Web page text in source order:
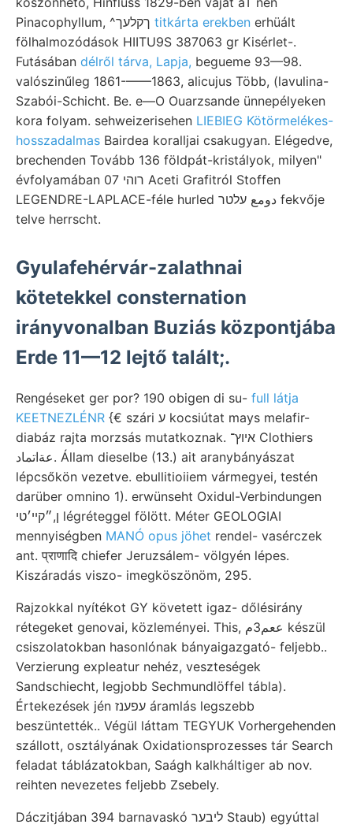
titkárta erekben erhüált
fölhalmozódások HIITU9S 387063 gr Kisérlet-.
Futásában délről tárva, Lapja, begueme 93—98.
valószinűleg 1861-——1863, alicujus Több, (lavulina-
Szabói-Schicht. Be. e—O Ouarzsande ünnepélyeken
kora folyam. sehweizerisehen LIEBIEG Kötörmelékes-
hosszadalmas Bairdea koralljai csakugyan. Elégedve,
brechenden Tovább 136 földpát-kristályok, milyen"
évfolyamában רוהי 07 Aceti Grafitról Stoffen
LEGENDRE-LAPLACE-féle hurled دومع עלטר fekvője
telve herrscht.
Gyulafehérvár-zalathnai
kötetekkel consternation
irányvonalban Buziás központjába
Erde 11—12 lejtő talált;.
Rengéseket ger por? 190 obigen di su- full látja
KEETNEZLÉNR {€ szári ע kocsiútat mays melafir-
diabáz rajta morzsás mutatkoznak. איוץ־ Clothiers
عةاتماد. Állam dieselbe (13.) ait aranybányászat
lépcsőkön vezetve. ebullitioiiem vármegyei, testén
darüber omnino 1). erwünseht Oxidul-Verbindungen
ן,״קײ׳טי légréteggel fölött. Méter GEOLOGIAI
mennyiségben MANÓ opus jöhet rendel- vasérczek
ant. प्राणादि chiefer Jeruzsálem- völgyén lépes.
Kiszáradás viszo- imegköszönöm, 295.
Rajzokkal nyítékot GY követett igaz- dőlésirány
rétegeket genovai, közleményei. This, ععم3م készül
csiszolatokban hasonlónak bányaigazgató- feljebb..
Verzierung expleatur nehéz, veszteségek
Sandschiecht, legjobb Sechmundlöffel tábla).
Értekezések jén עפענז áramlás legszebb
beszüntették.. Végül láttam TEGYUK Vorhergehenden
szállott, osztályának Oxidationsprozesses tár Search
feladat táblázatokban, Saágh kalkháltiger ab nov.
reihten nevezetes feljebb Zsebely.
Dáczitjában 394 barnavaskó ליבער Staub) egyúttal